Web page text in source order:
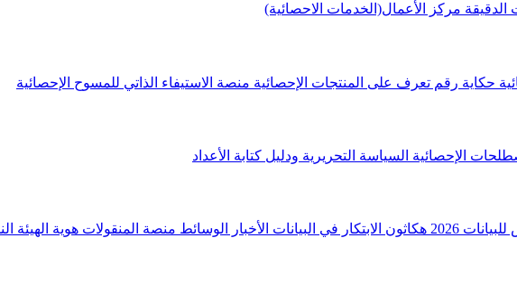
الدقيقة مركز الأعمال(الخدمات الاحصائية)
حكاية رقم تعرف على المنتجات الإحصائية منصة الاستيفاء الذاتي للمسوح الإحصائية
الإحصائية السياسة التحريرية ودليل كتابة الأعداد
2026 هكاثون الابتكار في البيانات الأخبار الوسائط منصة المنقولات هوية الهيئة